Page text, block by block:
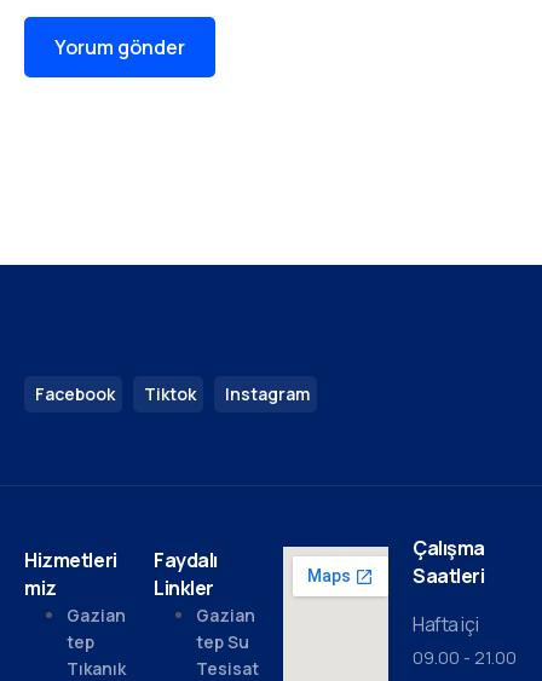
Facebook Tiktok Instagram
Hizmetleri
miz
Gazian
tep
Tıkanık
Faydalı
Linkler
Gazian
tep Su
Tesisat
Çalışma
Saatleri
Hafta içi
09.00 - 21.00